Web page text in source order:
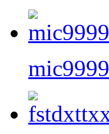
mic9999